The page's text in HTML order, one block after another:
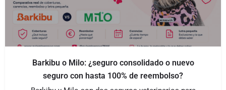
Barkibu o Milo: ¿seguro consolidado o nuevo
seguro con hasta 100% de reembolso?